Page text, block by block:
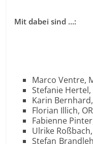
Mit dabei sind …:
Marco Ventre,
Stefanie
Karin
Florian Illich,
Fabienne
Ulrike
Stefan